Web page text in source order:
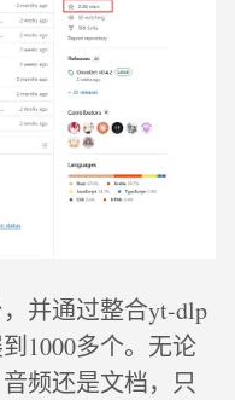
并通过整合yt-dlp
1000多个。无论
频还是文档，只